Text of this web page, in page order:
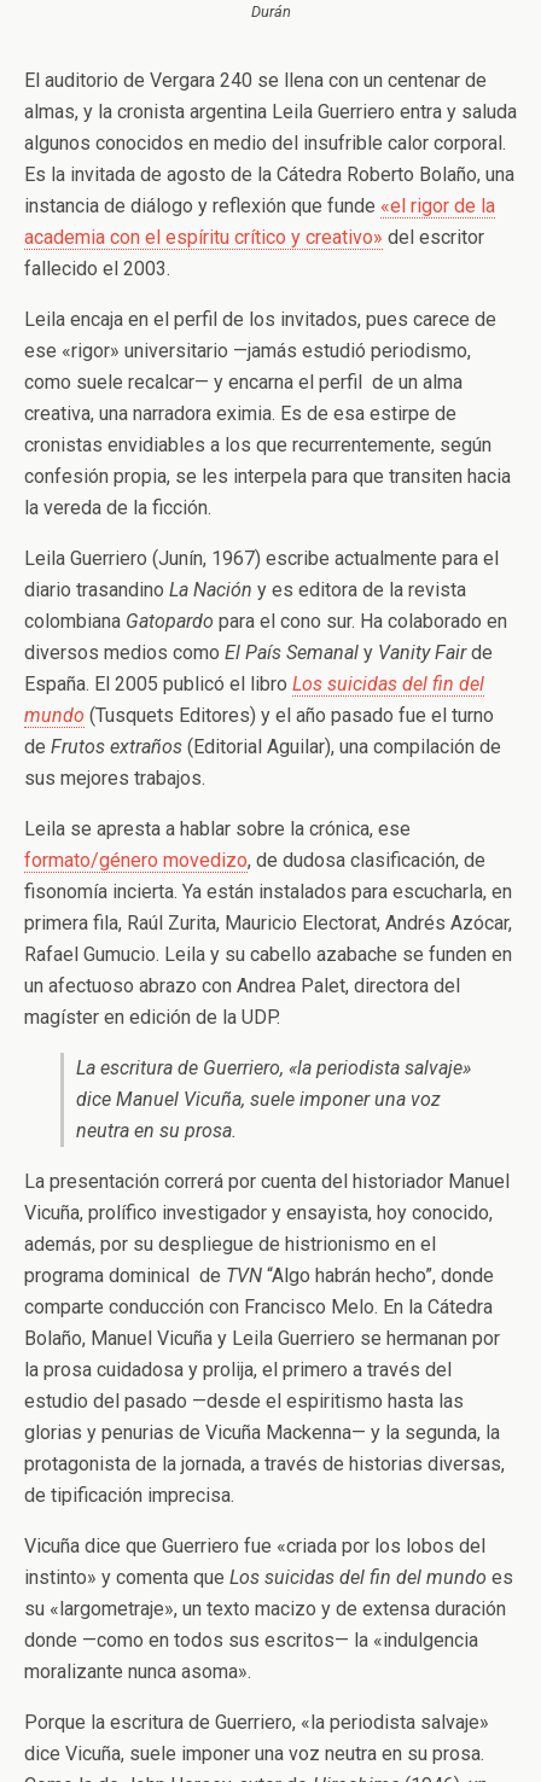
Durán
El auditorio de Vergara 240 se llena con un centenar de
almas, y la cronista argentina Leila Guerriero entra y saluda
algunos conocidos en medio del insufrible calor corporal.
Es la invitada de agosto de la Cátedra Roberto Bolaño, una
instancia de diálogo y reflexión que funde «el rigor de la
academia con el espíritu crítico y creativo» del escritor
fallecido el 2003.
Leila encaja en el perfil de los invitados, pues carece de
ese «rigor» universitario —jamás estudió periodismo,
como suele recalcar— y encarna el perfil de un alma
creativa, una narradora eximia. Es de esa estirpe de
cronistas envidiables a los que recurrentemente, según
confesión propia, se les interpela para que transiten hacia
la vereda de la ficción.
Leila Guerriero (Junín, 1967) escribe actualmente para el
diario trasandino La Nación y es editora de la revista
colombiana Gatopardo para el cono sur. Ha colaborado en
diversos medios como El País Semanal y Vanity Fairde
España. El 2005 publicó el libro Los suicidas del fin del
mundo (Tusquets Editores) y el año pasado fue el turno
de Frutos extraños (Editorial Aguilar), una compilación de
sus mejores trabajos.
Leila se apresta a hablar sobre la crónica, ese
formato/género movedizo, de dudosa clasificación, de
fisonomía incierta. Ya están instalados para escucharla, en
primera fila, Raúl Zurita, Mauricio Electorat, Andrés Azócar,
Rafael Gumucio. Leila y su cabello azabache se funden en
un afectuoso abrazo con Andrea Palet, directora del
magíster en edición de la UDP.
La escritura de Guerriero, «la periodista salvaje»
dice Manuel Vicuña, suele imponer una voz
neutra en su prosa.
La presentación correrá por cuenta del historiador Manuel
Vicuña, prolífico investigador y ensayista, hoy conocido,
además, por su despliegue de histrionismo en el
programa dominical de TVN “Algo habrán hecho”, donde
comparte conducción con Francisco Melo. En la Cátedra
Bolaño, Manuel Vicuña y Leila Guerriero se hermanan por
la prosa cuidadosa y prolija, el primero a través del
estudio del pasado —desde el espiritismo hasta las
glorias y penurias de Vicuña Mackenna— y la segunda, la
protagonista de la jornada, a través de historias diversas,
de tipificación imprecisa.
Vicuña dice que Guerriero fue «criada por los lobos del
instinto» y comenta que Los suicidas del fin del mundo es
su «largometraje», un texto macizo y de extensa duración
donde —como en todos sus escritos— la «indulgencia
moralizante nunca asoma».
Porque la escritura de Guerriero, «la periodista salvaje»
dice Vicuña, suele imponer una voz neutra en su prosa.